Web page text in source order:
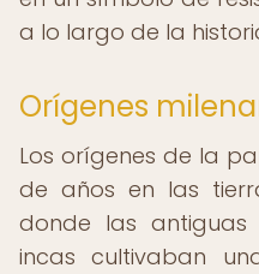
a lo largo de la
Orígenes
Los orígenes de la
de años en las
donde las antiguas
incas cultivaban